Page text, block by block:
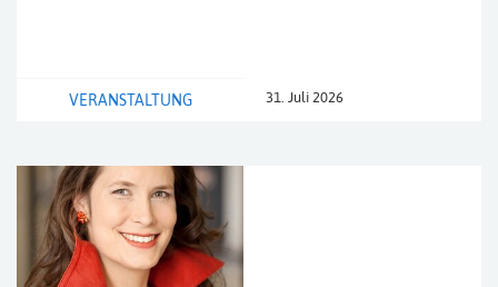
VERANSTALTUNG 31. Juli 2026